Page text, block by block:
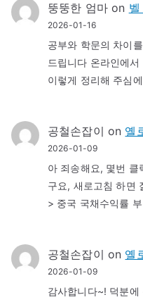
뚱뚱한 엄마on
2026-01-16
공부와 학문의 차이
드립니다 온라인에
이렇게 정리해 주심
공철손잡이 on 옐
2026-01-09
아 죄송해요, 몇번
구요, 새로고침 하면
> 중국 국채수익률
공철손잡이 on 옐
2026-01-09
감사합니다~! 덕분